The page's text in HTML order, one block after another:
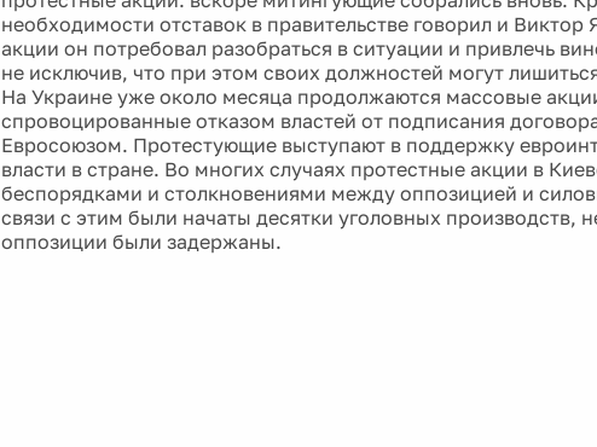
необходимости отставок в правительстве говорил и Виктор
акции он потребовал разобраться в ситуации и привлечь
не исключив, что при этом своих должностей могут
На Украине уже около месяца продолжаются массовые
спровоцированные отказом властей от подписания
Евросоюзом. Протестующие выступают в поддержку
власти в стране. Во многих случаях протестные акции в
беспорядками и столкновениями между оппозицией и
связи с этим были начаты десятки уголовных производств,
оппозиции были задержаны.